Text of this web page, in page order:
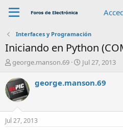
Interfaces y Programación
Iniciando en Python
A
t
o
r
george.manson.69
F
c
Jul 27, 2013
george.manson.69
Jul 27, 2013